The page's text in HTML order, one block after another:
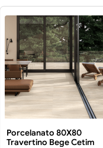
Porcelanato 80X80
Travertino Bege Cetim